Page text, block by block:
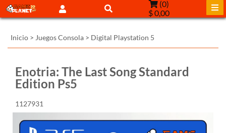
(0)
$ 0,00
Inicio > Juegos Consola > Digital Playstation 5
Enotria: The Last Song Standard
Edition Ps5
1127931